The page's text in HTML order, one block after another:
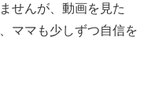
せんが、動画を見た
ママも少しずつ自信を